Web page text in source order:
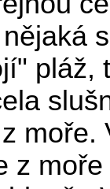
pláž,
z